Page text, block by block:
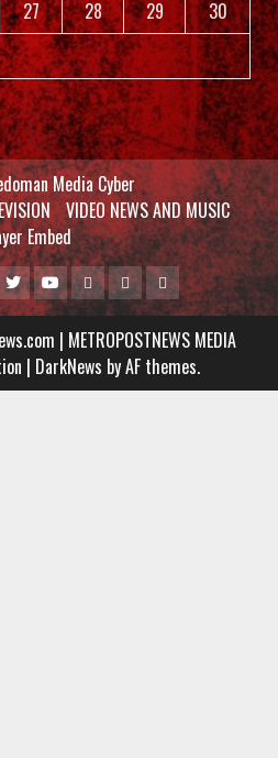
27 28 29
30
Media Cyber
VIDEO NEWS AND MUSIC
Embed
TwitterYoutubeMCTVVIDEO
NEWS
AND
MUSIC
Player
Embed
| METROPOSTNEWS MEDIA
| DarkNews by AF themes.